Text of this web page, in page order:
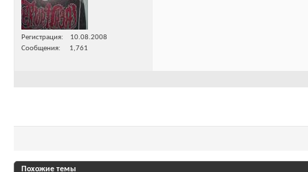
Регистрация
10.08.2008
Сообщения
1,761
Похожие темы